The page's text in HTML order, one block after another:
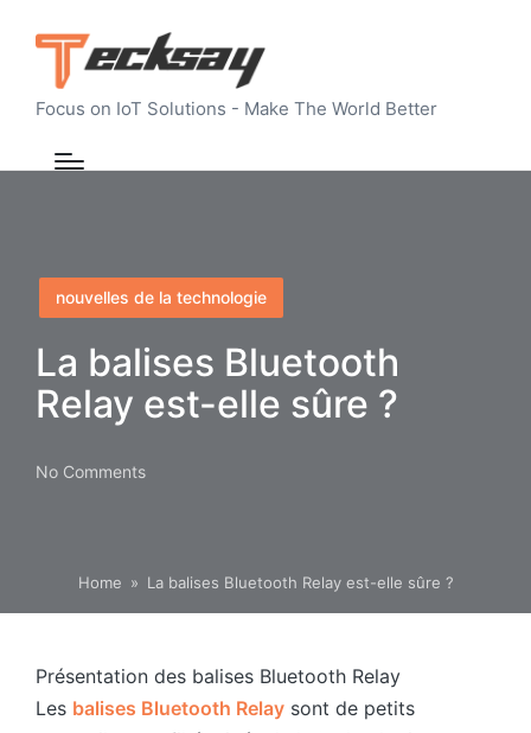
Focus on IoT Solutions - Make The World Better
Posted
in
nouvelles de la technologie
La balises Bluetooth
Relay est-elle sûre ?
No Comments
Home » La balises Bluetooth Relay est-elle sûre ?
Présentation des balises Bluetooth Relay
Les balises Bluetooth Relay sont de petits